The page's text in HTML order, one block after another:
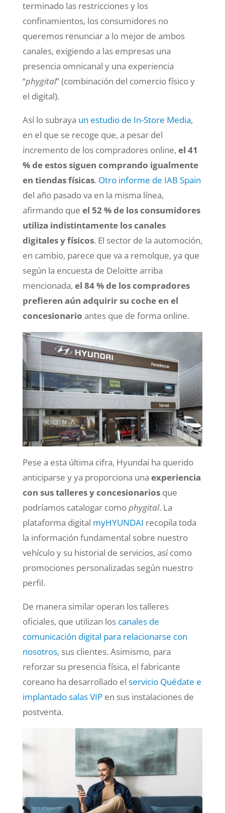
terminado las restricciones y los
confinamientos, los consumidores no
queremos renunciar a lo mejor de ambos
canales, exigiendo a las empresas una
presencia omnicanal y una experiencia
“phygital” (combinación del comercio físico y
el digital).
Así lo subraya un estudio de In-Store Media,
en el que se recoge que, a pesar del
incremento de los compradores online, el 41
% de estos siguen comprando igualmente
en tiendas físicas. Otro informe de IAB Spain
del año pasado va en la misma línea,
afirmando que el 52 % de los consumidores
utiliza indistintamente los canales
digitales y físicos. El sector de la automoción,
en cambio, parece que va a remolque, ya que
según la encuesta de Deloitte arriba
mencionada, el 84 % de los compradores
prefieren aún adquirir su coche en el
concesionario antes que de forma online.
Pese a esta última cifra, Hyundai ha querido
anticiparse y ya proporciona una experiencia
con sus talleres y concesionariosque
podríamos catalogar comophygital. La
plataforma digital myHYUNDAI recopila toda
la información fundamental sobre nuestro
vehículo y su historial de servicios, así como
promociones personalizadas según nuestro
perfil.
De manera similar operan los talleres
oficiales, que utilizan los canales de
comunicación digital para relacionarse con
nosotros, sus clientes. Asimismo, para
reforzar su presencia física, el fabricante
coreano ha desarrollado el servicio Quédate e
implantado salas VIPen sus instalaciones de
postventa.